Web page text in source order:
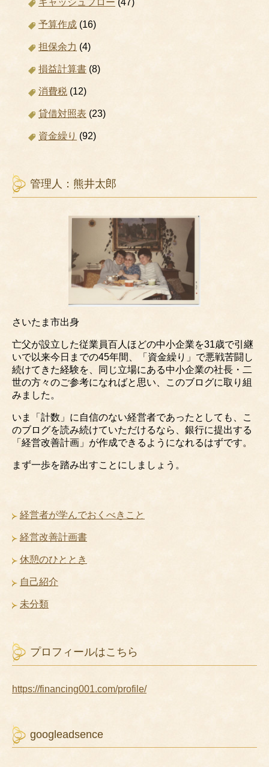
キャッシュフロー (47)
予算作成 (16)
担保余力 (4)
損益計算書 (8)
消費税 (12)
貸借対照表 (23)
資金繰り (92)
管理人：熊井太郎
さいたま市出身
亡父が設立した従業員百人ほどの中小企業を31歳で引継
いで以来今日までの45年間、「資金繰り」で悪戦苦闘し
続けてきた経験を、同じ立場にある中小企業の社長・二
世の方々のご参考になればと思い、このブログに取り組
みました。
いま「計数」に自信のない経営者であったとしても、こ
のブログを読み続けていただけるなら、銀行に提出する
「経営改善計画」が作成できるようになれるはずです。
まず一歩を踏み出すことにしましょう。
経営者が学んでおくべきこと
経営改善計画書
休憩のひととき
自己紹介
未分類
プロフィールはこちら
https://financing001.com/profile/
googleadsence